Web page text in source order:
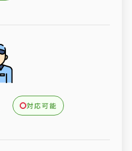
対応可能